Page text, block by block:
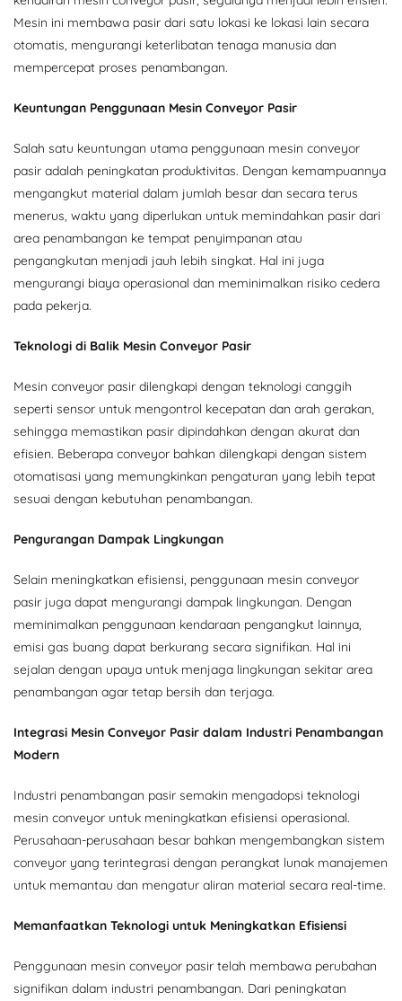
Mesin ini membawa pasir dari satu lokasi ke lokasi lain secara
otomatis, mengurangi keterlibatan tenaga manusia dan
mempercepat proses penambangan.
Keuntungan Penggunaan Mesin Conveyor Pasir
Salah satu keuntungan utama penggunaan mesin conveyor
pasir adalah peningkatan produktivitas. Dengan kemampuannya
mengangkut material dalam jumlah besar dan secara terus
menerus, waktu yang diperlukan untuk memindahkan pasir dari
area penambangan ke tempat penyimpanan atau
pengangkutan menjadi jauh lebih singkat. Hal ini juga
mengurangi biaya operasional dan meminimalkan risiko cedera
pada pekerja.
Teknologi di Balik Mesin Conveyor Pasir
Mesin conveyor pasir dilengkapi dengan teknologi canggih
seperti sensor untuk mengontrol kecepatan dan arah gerakan,
sehingga memastikan pasir dipindahkan dengan akurat dan
efisien. Beberapa conveyor bahkan dilengkapi dengan sistem
otomatisasi yang memungkinkan pengaturan yang lebih tepat
sesuai dengan kebutuhan penambangan.
Pengurangan Dampak Lingkungan
Selain meningkatkan efisiensi, penggunaan mesin conveyor
pasir juga dapat mengurangi dampak lingkungan. Dengan
meminimalkan penggunaan kendaraan pengangkut lainnya,
emisi gas buang dapat berkurang secara signifikan. Hal ini
sejalan dengan upaya untuk menjaga lingkungan sekitar area
penambangan agar tetap bersih dan terjaga.
Integrasi Mesin Conveyor Pasir dalam Industri Penambangan
Modern
Industri penambangan pasir semakin mengadopsi teknologi
mesin conveyor untuk meningkatkan efisiensi operasional.
Perusahaan-perusahaan besar bahkan mengembangkan sistem
conveyor yang terintegrasi dengan perangkat lunak manajemen
untuk memantau dan mengatur aliran material secara real-time.
Memanfaatkan Teknologi untuk Meningkatkan Efisiensi
Penggunaan mesin conveyor pasir telah membawa perubahan
signifikan dalam industri penambangan. Dari peningkatan